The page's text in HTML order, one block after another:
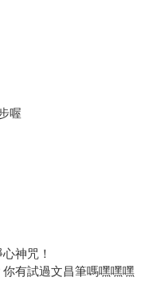
喔
神咒！
有試過文昌筆嗎嘿嘿嘿